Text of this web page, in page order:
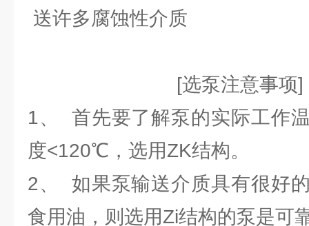
送许多腐蚀性介质
[选泵注意事项]
1、 首先要了解泵的实际工作
度<120℃，选用ZK结构。
2、 如果泵输送介质具有很好
食用油，则选用Zi结构的泵是可